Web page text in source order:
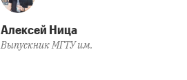
Алексей Ница
Выпускник МГТУ им.